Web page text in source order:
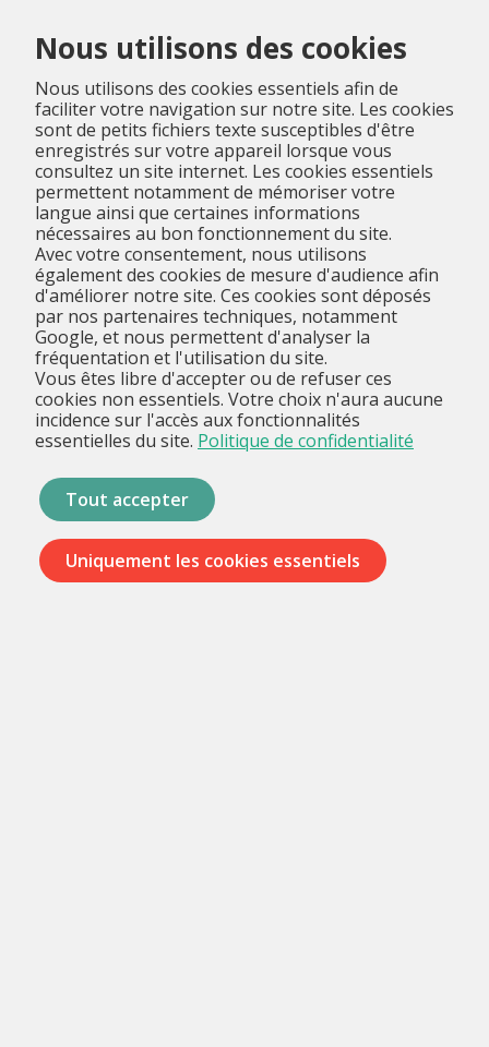
Nous utilisons des cookies
Nous utilisons des cookies essentiels afin de
faciliter votre navigation sur notre site. Les cookies
sont de petits fichiers texte susceptibles d'être
enregistrés sur votre appareil lorsque vous
consultez un site internet. Les cookies essentiels
permettent notamment de mémoriser votre
langue ainsi que certaines informations
nécessaires au bon fonctionnement du site.
Avec votre consentement, nous utilisons
également des cookies de mesure d'audience afin
d'améliorer notre site. Ces cookies sont déposés
par nos partenaires techniques, notamment
Google, et nous permettent d'analyser la
fréquentation et l'utilisation du site.
Vous êtes libre d'accepter ou de refuser ces
cookies non essentiels. Votre choix n'aura aucune
incidence sur l'accès aux fonctionnalités
essentielles du site. Politique de confidentialité
Tout accepter
Uniquement les cookies essentiels
Menu